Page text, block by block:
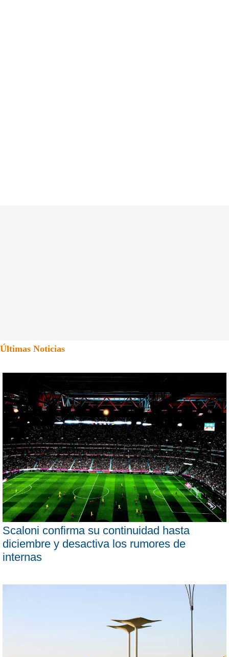
Últimas Noticias
Scaloni confirma su continuidad hasta
diciembre y desactiva los rumores de
internas